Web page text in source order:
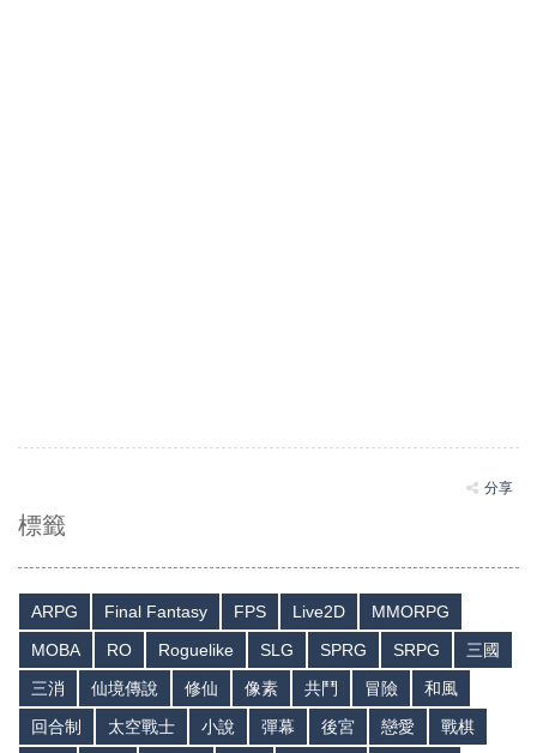
分享
標籤
ARPG Final Fantasy FPS Live2D
MMORPG
MOBA
RO Roguelike SLG SPRG SRPG
三國
三消
仙境傳說 修仙 像素 共鬥 冒險
和風
回合制
太空戰士 小說 彈幕 後宮 戀愛
戰棋